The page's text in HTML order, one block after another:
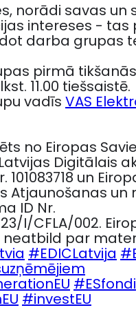
norādi savas un
intereses - tas
darba grupas
pirmā
11.00 tiešsaistē.
vadīs VAS
no Eiropas
Digitālais
101083718 un
Atjaunošanas un
ID Nr.
23/I/CFLA/002.
neatbild par
#EDICLatvija
#ESfondi
#investEU